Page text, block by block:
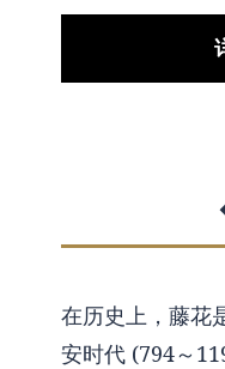
在历史上，藤花
安时代 (794～